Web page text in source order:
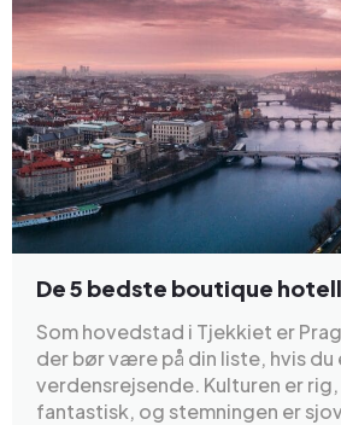
De 5 bedste boutique
Som hovedstad i Tjekkiet er
der bør være på din liste, hvis du
verdensrejsende. Kulturen er
fantastisk, og stemningen er